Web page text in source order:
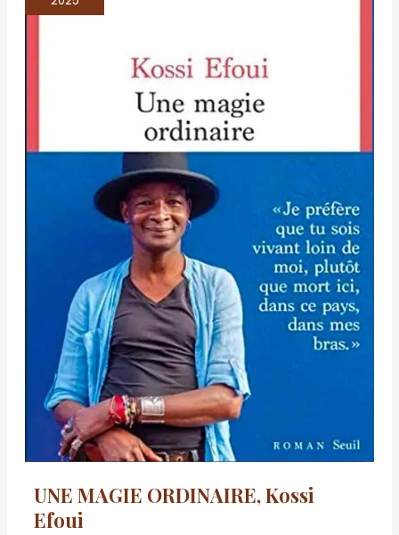
UNE MAGIE ORDINAIRE, Kossi
Efoui